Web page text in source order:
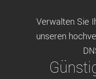
Verwalten Sie
unseren